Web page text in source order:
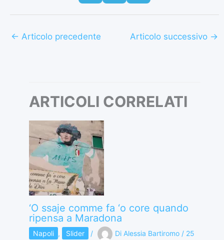
← Articolo precedente Articolo successivo →
ARTICOLI CORRELATI
‘O ssaje comme fa ‘o core quando
ripensa a Maradona
Napoli , Slider / Di Alessia Bartiromo / 25